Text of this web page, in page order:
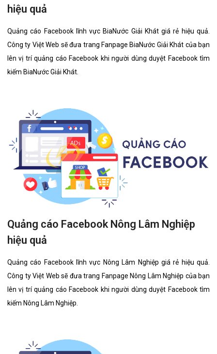
hiệu quả
Quảng cáo Facebook lĩnh vực BiaNước Giải Khát giá rẻ hiệu quả.
Công ty Việt Web sẽ đưa trang Fanpage BiaNước Giải Khát của bạn
lên vị trí quảng cáo Facebook khi người dùng duyệt Facebook tìm
kiếm BiaNước Giải Khát.
Quảng cáo Facebook Nông Lâm Nghiệp
hiệu quả
Quảng cáo Facebook lĩnh vực Nông Lâm Nghiệp giá rẻ hiệu quả.
Công ty Việt Web sẽ đưa trang Fanpage Nông Lâm Nghiệp của bạn
lên vị trí quảng cáo Facebook khi người dùng duyệt Facebook tìm
kiếm Nông Lâm Nghiệp.